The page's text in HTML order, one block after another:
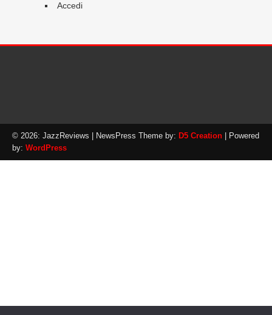
Accedi
© 2026: JazzReviews | NewsPress Theme by: D5 Creation | Powered
by: WordPress